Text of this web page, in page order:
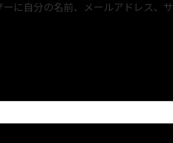
に自分の名前、メールアドレス、サ